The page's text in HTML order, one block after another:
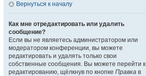
Вернуться к началу
Как мне отредактировать или удалить
сообщение?
Если вы не являетесь администратором или
модератором конференции, вы можете
редактировать и удалять только свои
собственные сообщения. Вы можете перейти к
редактированию, щёлкнув по кнопке Правка в